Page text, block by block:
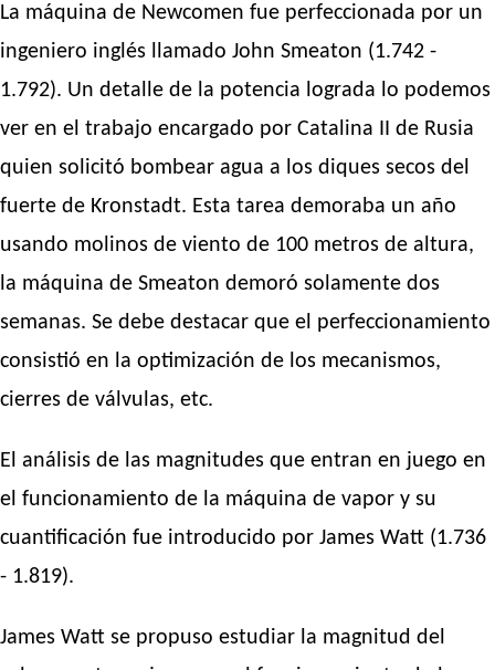
La máquina de Newcomen fue perfeccionada por un
ingeniero inglés llamado John Smeaton (1.742 -
1.792). Un detalle de la potencia lograda lo podemos
ver en el trabajo encargado por Catalina II de Rusia
quien solicitó bombear agua a los diques secos del
fuerte de Kronstadt. Esta tarea demoraba un año
usando molinos de viento de 100 metros de altura,
la máquina de Smeaton demoró solamente dos
semanas. Se debe destacar que el perfeccionamiento
consistió en la optimización de los mecanismos,
cierres de válvulas, etc.
El análisis de las magnitudes que entran en juego en
el funcionamiento de la máquina de vapor y su
cuantificación fue introducido por James Watt (1.736
- 1.819).
James Watt se propuso estudiar la magnitud del